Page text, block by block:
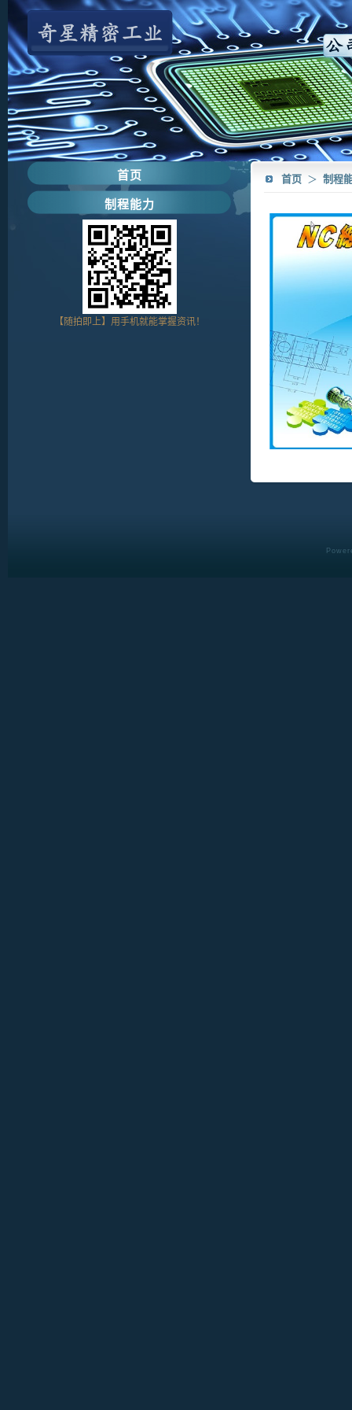
首页 ＞ 制程
首页
制程能力
【随拍即上】用手机就能掌握资讯！